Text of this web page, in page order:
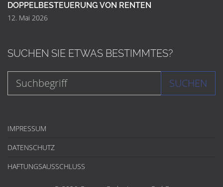
DOPPELBESTEUERUNG VON RENTEN
12. Mai 2026
SUCHEN SIE ETWAS BESTIMMTES?
SUCHEN
IMPRESSUM
DATENSCHUTZ
HAFTUNGSAUSSCHLUSS